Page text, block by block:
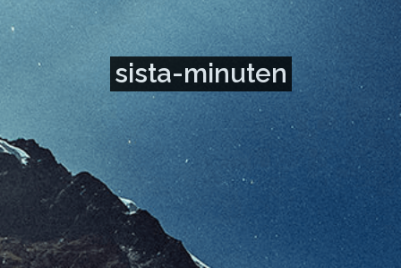
sista-minuten